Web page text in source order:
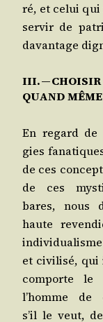
ré, et celui qui
ser­vir de
davan­tage
III. — CHOISIR
QUAND MÊME
En regard
gies
de ces
de ces
bares, nous
haute
et civi­li­sé, qui
com­porte le
l’homme de
s’il le veut,